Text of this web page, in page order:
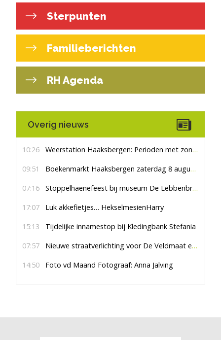
Sterpunten
Familieberichten
RH Agenda
Overig nieuws
10:26 Weerstation Haaksbergen: Perioden met zon en droog
09:51 Boekenmarkt Haaksbergen zaterdag 8 augustus, marktplein Haaksbergen
07:16 Stoppelhaenefeest bij museum De Lebbenbrugge
17:07 Luk akkefietjes… HekselmesienHarry
15:13 Tijdelijke innamestop bij Kledingbank Stefania
07:57 Nieuwe straatverlichting voor De Veldmaat en De Pas
14:50 Foto vd Maand Fotograaf: Anna Jalving